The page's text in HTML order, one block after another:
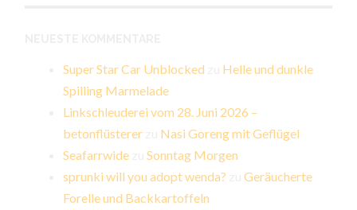
Super Star Car Unblocked
Helle und dunkle
Spilling Marmelade
Linkschleuderei vom 28. Juni 2026 –
betonflüsterer
Nasi Goreng mit Geflügel
Seafarrwide zuSonntag Morgen
sprunki will you adopt wenda? zuGeräucherte
Forelle und Backkartoffeln